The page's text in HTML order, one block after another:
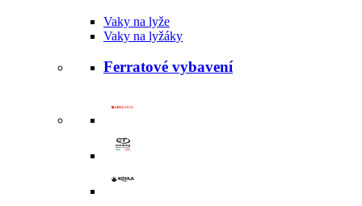
Vaky na lyže
Vaky na lyžáky
Ferratové vybavení